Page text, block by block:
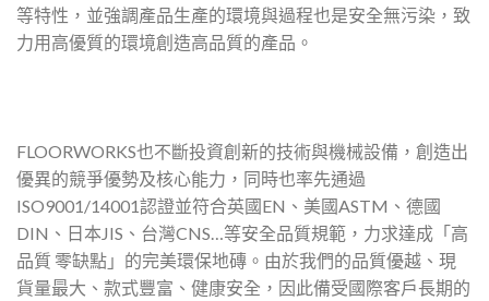
等特性，並強調產品生產的環境與過程也是安全無污染，致
力用高優質的環境創造高品質的產品。
FLOORWORKS也不斷投資創新的技術與機械設備，創造出
優異的競爭優勢及核心能力，同時也率先通過
ISO9001/14001認證並符合英國EN、美國ASTM、德國
DIN、日本JIS、台灣CNS…等安全品質規範，力求達成「高
品質 零缺點」的完美環保地磚。由於我們的品質優越、現
貨量最大、款式豐富、健康安全，因此備受國際客戶長期的